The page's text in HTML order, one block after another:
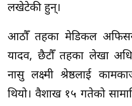
लखेटेकी हुन्।
आठौँ तहका मेडिकल
यादव, छैटौँ तहका लेखा
नासु लक्ष्मी श्रेष्ठलाई
थियो। वैशाख १५ गतेको